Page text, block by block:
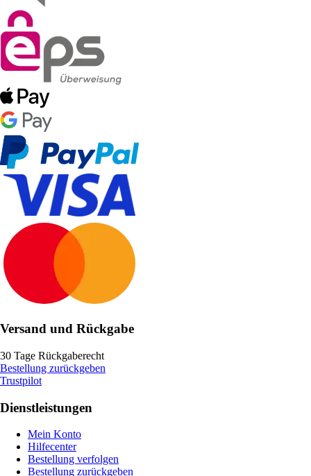
Versand und Rückgabe
30 Tage Rückgaberecht
Bestellung zurückgeben
Trustpilot
Dienstleistungen
Mein Konto
Hilfecenter
Bestellung verfolgen
Bestellung zurückgeben